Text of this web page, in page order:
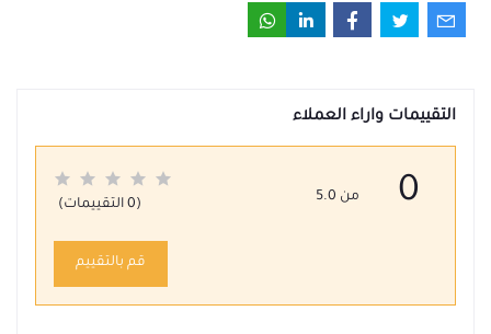
التقييمات واراء العملاء
0 من 5.0
(0 التقييمات)
قم بالتقييم